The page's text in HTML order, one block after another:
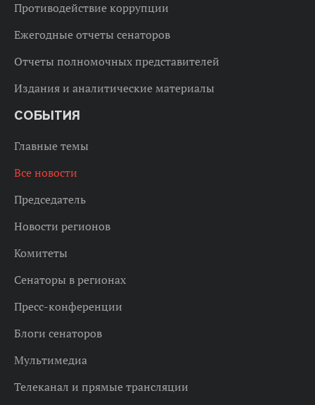
Противодействие коррупции
Ежегодные отчеты сенаторов
Отчеты полномочных представителей
Издания и аналитические материалы
СОБЫТИЯ
Главные темы
Все новости
Председатель
Новости регионов
Комитеты
Сенаторы в регионах
Пресс-конференции
Блоги сенаторов
Мультимедиа
Телеканал и прямые трансляции